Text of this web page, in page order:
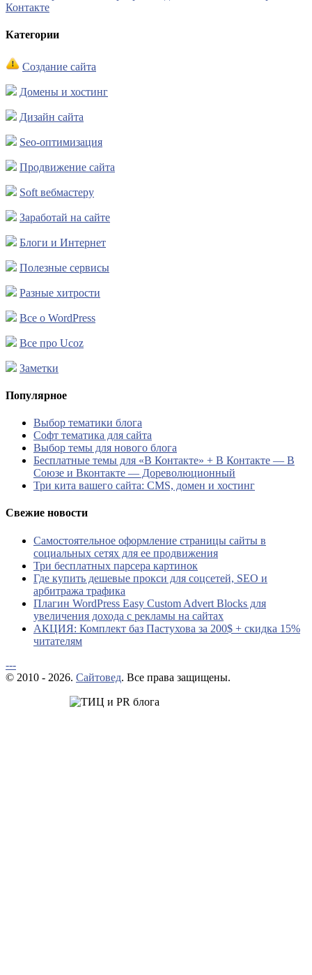
Контакте
Категории
Создание сайта
Домены и хостинг
Дизайн сайта
Seo-оптимизация
Продвижение сайта
Soft вебмастеру
Заработай на сайте
Блоги и Интернет
Полезные сервисы
Разные хитрости
Все о WordPress
Все про Ucoz
Заметки
Популярное
Выбор тематики блога
Софт тематика для сайта
Выбор темы для нового блога
Бесплатные темы для «В Контакте» + В Контакте — В
Союзе и Вконтакте — Дореволюционный
Три кита вашего сайта: CMS, домен и хостинг
Свежие новости
Самостоятельное оформление страницы сайты в
социальных сетях для ее продвижения
Три бесплатных парсера картинок
Где купить дешевые прокси для соцсетей, SEO и
арбитража трафика
Плагин WordPress Easy Custom Advert Blocks для
увеличения дохода с рекламы на сайтах
АКЦИЯ: Комплект баз Пастухова за 200$ + скидка 15%
читателям
---
© 2010 - 2026. Сайтовед. Все права защищены.